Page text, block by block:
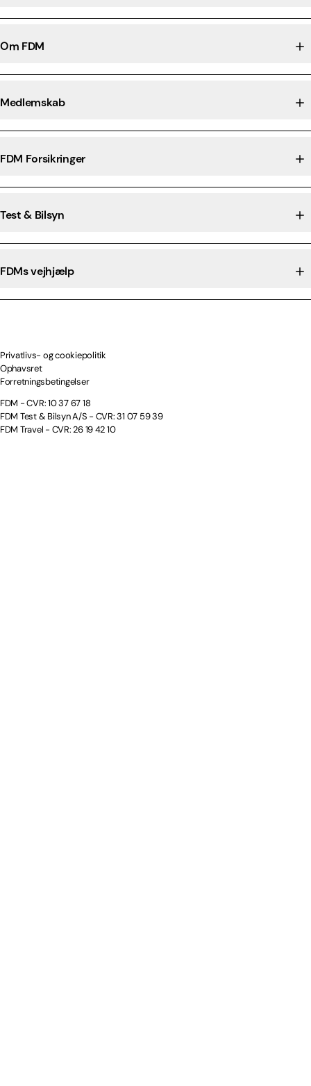
Om FDM
Medlemskab
FDM Forsikringer
Test & Bilsyn
FDMs vejhjælp
Privatlivs- og cookiepolitik
Ophavsret
Forretningsbetingelser
FDM - CVR: 10 37 67 18
FDM Test & Bilsyn A/S - CVR: 31 07 59 39
FDM Travel - CVR: 26 19 42 10